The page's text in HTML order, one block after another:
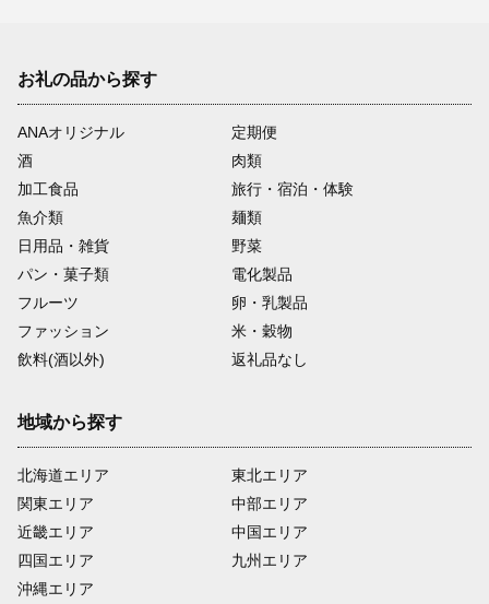
お礼の品から探す
ANAオリジナル
定期便
酒
肉類
加工食品
旅行・宿泊・体験
魚介類
麺類
日用品・雑貨
野菜
パン・菓子類
電化製品
フルーツ
卵・乳製品
ファッション
米・穀物
飲料(酒以外)
返礼品なし
地域から探す
北海道エリア
関東エリア
近畿エリア
四国エリア
沖縄エリア
東北エリア
中部エリア
中国エリア
九州エリア